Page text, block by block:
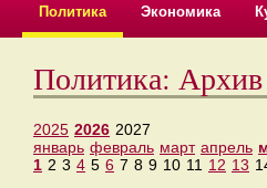
Политика Экономика
Политика: Архив
2025 2026 2027
январь февраль март апрель
1 2 3 4 5 6 7 8 9 10 11 12 13